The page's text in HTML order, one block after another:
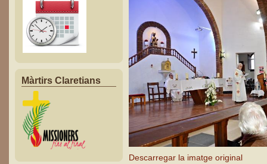
Màrtirs Claretians
Descarregar la imatge original